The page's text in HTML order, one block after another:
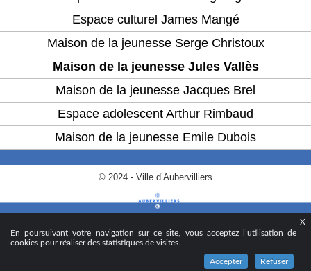
X
En poursuivant votre navigation sur ce site, vous acceptez l’utilisation de
cookies pour réaliser des statistiques de visites.
Accepter Refuser
Espace culturel James Mangé
Maison de la jeunesse Serge Christoux
Maison de la jeunesse Jules Vallès
Maison de la jeunesse Jacques Brel
Espace adolescent Arthur Rimbaud
Maison de la jeunesse Emile Dubois
© 2024 - Ville d’Aubervilliers